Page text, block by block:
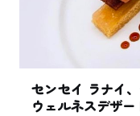
センセイ ラナイ
ウェルネスデザ